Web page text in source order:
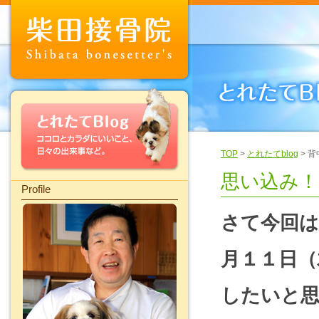
Profile
TOP > とれたてblog > 背
思い込み
さて今回
月１１日
したいと